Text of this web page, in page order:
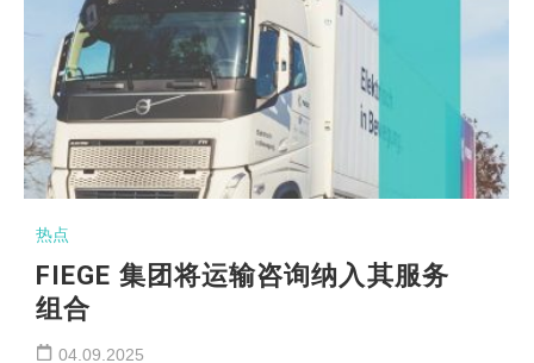
热点
FIEGE 集团将运输咨询纳入其服务
组合
04.09.2025